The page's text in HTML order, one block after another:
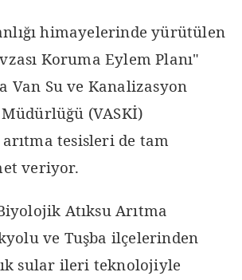
himayelerinde yürütülen
Koruma Eylem Planı"
Van Su ve Kanalizasyon
(VASKİ)
tesisleri de tam
veriyor.
Atıksu Arıtma
ve Tuşba ilçelerinden
sular ileri teknolojiyle